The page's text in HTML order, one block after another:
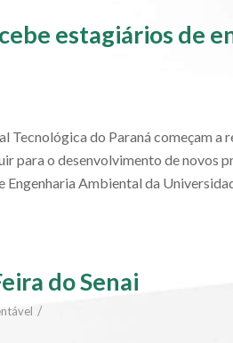
estagiários de
Tecnológica do Paraná começam
para o desenvolvimento de novos
Engenharia Ambiental da
do Senai
/